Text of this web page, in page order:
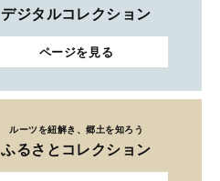
デジタルコレクション
ページを見る
ルーツを紐解き、郷土を知ろう
ふるさとコレクション